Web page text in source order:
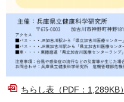
ちらし表（PDF：1,289KB）